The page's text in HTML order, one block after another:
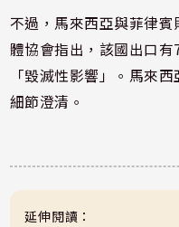
不過，馬來西亞與菲律
體協會指出，該國出口
「毀滅性影響」。馬來
細節澄清。
延伸閱讀：